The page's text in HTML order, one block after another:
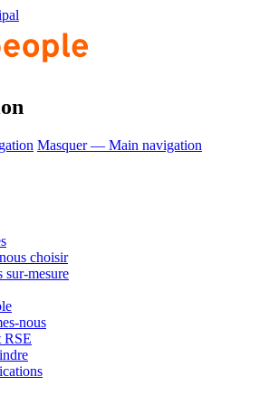
Masquer — Main navigation
choisir
sur-mesure
nous
RSE